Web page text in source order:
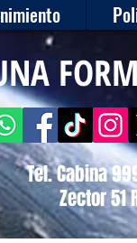
Tel. Cabina
Zector 51